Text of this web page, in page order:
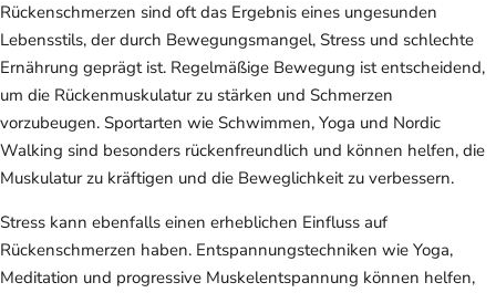
Rückenschmerzen sind oft das Ergebnis eines ungesunden
Lebensstils, der durch Bewegungsmangel, Stress und schlechte
Ernährung geprägt ist. Regelmäßige Bewegung ist entscheidend,
um die Rückenmuskulatur zu stärken und Schmerzen
vorzubeugen. Sportarten wie Schwimmen, Yoga und Nordic
Walking sind besonders rückenfreundlich und können helfen, die
Muskulatur zu kräftigen und die Beweglichkeit zu verbessern.
Stress kann ebenfalls einen erheblichen Einfluss auf
Rückenschmerzen haben. Entspannungstechniken wie Yoga,
Meditation und progressive Muskelentspannung können helfen,